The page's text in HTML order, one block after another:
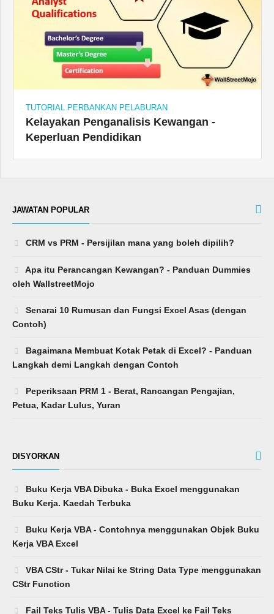
TUTORIAL PERBANKAN PELABURAN
Kelayakan Penganalisis Kewangan -
Keperluan Pendidikan
JAWATAN POPULAR
CRM vs PRM - Persijilan mana yang boleh dipilih?
Apa itu Perancangan Kewangan? - Panduan Dummies
oleh WallstreetMojo
Senarai 10 Rumusan dan Fungsi Excel Asas (dengan
Contoh)
Bagaimana Membuat Kotak Petak di Excel? - Panduan
Langkah demi Langkah dengan Contoh
Peperiksaan PRM 1 - Berat, Rancangan Pengajian,
Petua, Kadar Lulus, Yuran
DISYORKAN
Buku Kerja VBA Dibuka - Buka Excel menggunakan
Buku Kerja. Kaedah Terbuka
Buku Kerja VBA - Contohnya menggunakan Objek Buku
Kerja VBA Excel
VBA CStr - Tukar Nilai ke String Data Type menggunakan
CStr Function
Fail Teks Tulis VBA - Tulis Data Excel ke Fail Teks